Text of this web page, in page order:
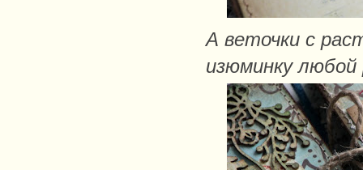
А веточки с
изюминку